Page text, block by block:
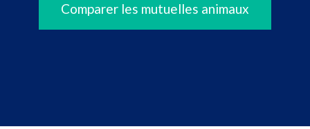
Comparer les mutuelles animaux